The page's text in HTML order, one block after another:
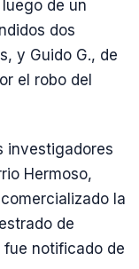
de un
dos
y Guido G., de
el robo del
investigadores
Hermoso,
la
de
notificado de